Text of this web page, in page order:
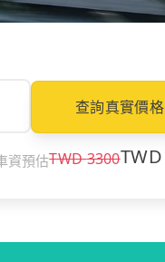
查詢真實價格
資預估TWD3300TWD